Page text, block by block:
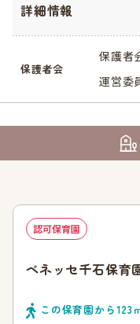
詳細情報
保護者会
保護者
運営委
認可保育園
ベネッセ千石保育
この保育園から123